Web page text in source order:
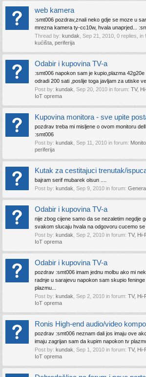
web kamera
:smt006 pozdrav,znali neko gdje se moze u
mrezna kamera ty-cc10w, hvala unaprjed...
Thread by: kundak Sep 21, 2010 , 0 replies, in
kućišta, periferija
Odabir i kupovina TV-a
:smt006 napokon sam je kupio,plazma
odradi 200 sati ,poslije toga javljam za utiske
Post by: kundak Sep 20, 2010 in forum: TV,
IoT oprema
Kupovina monitora - sve upite
pozdrav treba mi misljene o ovom monitoru dell
:smt006
Post by: kundak Sep 11, 2010 in forum:
periferija
Kutak za cestitajuci trenutak/
bajram serif mubarek olsun ....
Post by: kundak Sep 9, 2010 in forum:
Odabir i kupovina TV-a
nije zbog cijene samo da se nezaletim negdje
svakom slucaju hvala na odgovoru cucemo se
Post by: kundak Sep 2, 2010 in forum: TV, Hi-
IoT oprema
Odabir i kupovina TV-a
pozdrav :smt006 imam jednu molbu ako mi
radnje u sarajevu napokon sam skupio
plazmu...
Post by: kundak Sep 2, 2010 in forum: TV, Hi-
IoT oprema
Ronis High-end audio/video
pozdrav :smt006 neznam dali jos imaju ove
imaju zagrijan sam da kupim napokon tv
Post by: kundak Sep 1, 2010 in forum: TV, Hi-
IoT oprema